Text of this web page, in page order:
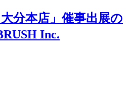
分本店」催事出展の
Inc.